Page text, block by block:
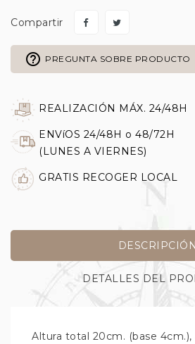
Compartir
help_outline PREGUNTA SOBRE PRODUCTO
REALIZACIÓN MÁX. 24/48H
ENVíOS 24/48H o 48/72H
(LUNES A VIERNES)
GRATIS RECOGER LOCAL
DESCRIPCIÓN
DETALLES DEL
Altura total 20cm. (base 4cm.),